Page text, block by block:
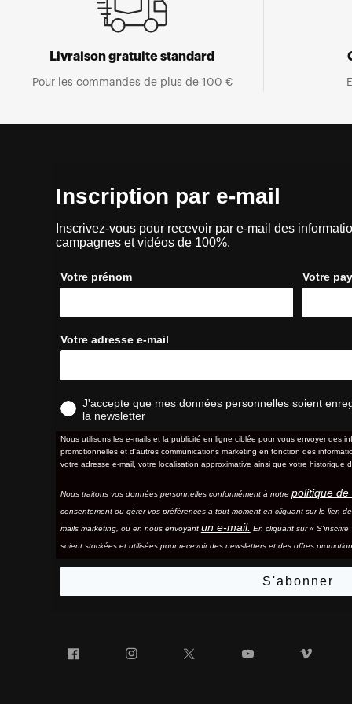
Livraison gratuite standard
Pour les commandes de plus de 100 €
Inscription par e-mail
Inscrivez-vous pour recevoir par e-mail des
campagnes et vidéos de 100%.
Votre prénom Votre
Votre adresse e-mail
J'accepte que mes données personnelles soient
la newsletter
Nous utilisons les e-mails et la publicité en ligne ciblée pour vous envoyer des
promotionnelles et d'autres communications marketing en fonction des
votre adresse e-mail, votre localisation approximative ainsi que votre historique
Nous traitons vos données personnelles conformément à notre politique de
consentement ou gérer vos préférences à tout moment en cliquant sur le lien
mails marketing, ou en nous envoyant un e-mail. En cliquant sur «
soient stockées et utilisées pour recevoir des newsletters et des offres
S'abonner
Facebook Instagram YouTube